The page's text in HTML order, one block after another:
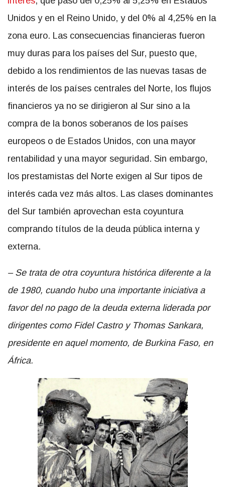
Unidos y en el Reino Unido, y del 0% al 4,25% en la
zona euro. Las consecuencias financieras fueron
muy duras para los países del Sur, puesto que,
debido a los rendimientos de las nuevas tasas de
interés de los países centrales del Norte, los flujos
financieros ya no se dirigieron al Sur sino a la
compra de la bonos soberanos de los países
europeos o de Estados Unidos, con una mayor
rentabilidad y una mayor seguridad. Sin embargo,
los prestamistas del Norte exigen al Sur tipos de
interés cada vez más altos. Las clases dominantes
del Sur también aprovechan esta coyuntura
comprando títulos de la deuda pública interna y
externa.
– Se trata de otra coyuntura histórica diferente a la
de 1980, cuando hubo una importante iniciativa a
favor del no pago de la deuda externa liderada por
dirigentes como Fidel Castro y Thomas Sankara,
presidente en aquel momento, de Burkina Faso, en
África.